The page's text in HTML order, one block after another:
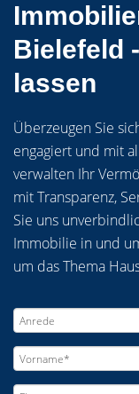
Bielefeld
lassen
Überzeugen Sie
engagiert und mit
verwalten Ihr
mit Transparenz,
Sie uns
Immobilie in und
um das Thema